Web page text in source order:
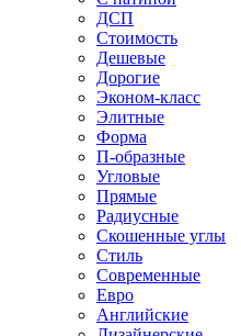
ДСП
Стоимость
Дешевые
Дорогие
Эконом-класс
Элитные
Форма
П-образные
Угловые
Прямые
Радиусные
Скошенные углы
Стиль
Современные
Евро
Английские